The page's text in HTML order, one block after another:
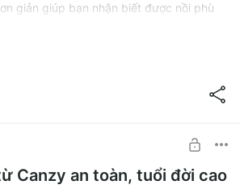
giản giúp bạn nhận biết được nồi phù
phần đáy xoong, nếu nam châm bị hút
cụ nấu ăn chuyên dụng có ký hiệu (
đáy nồi
lồi lõm nhưng để đạt hiệu suất nhiệt cao
có đáy bằng phẳng, càng ít họa tiết
càng tốt.
mâm từ trên bếp từ Canzy có khả năng
Canzy an toàn, tuổi đời cao